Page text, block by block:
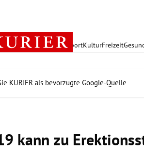
PolitikWirtschaft SportKulturFreizeit
KURIER als bevorzugte Google-Quelle
kann zu